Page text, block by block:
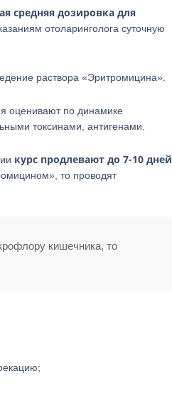
средняя дозировка для
отоларинголога суточную
раствора «Эритромицина».
оценивают по динамике
токсинами, антигенами.
курс продлевают до 7-10 дней
то проводят
кишечника, то